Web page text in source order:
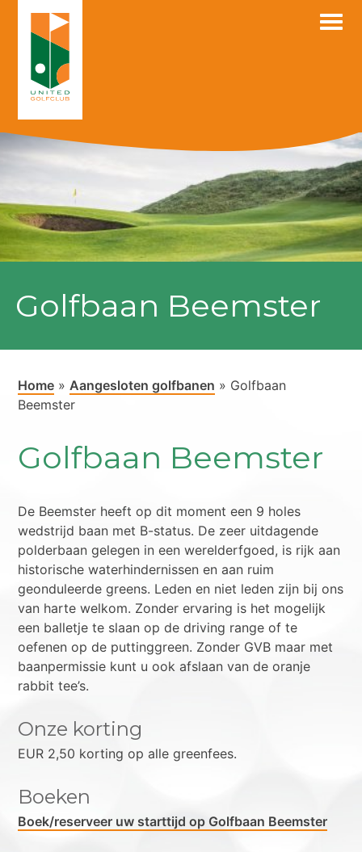
Golfbaan Beemster
Home » Aangesloten golfbanen » Golfbaan
Beemster
Golfbaan Beemster
De Beemster heeft op dit moment een 9 holes
wedstrijd baan met B-status. De zeer uitdagende
polderbaan gelegen in een werelderfgoed, is rijk aan
historische waterhindernissen en aan ruim
geonduleerde greens. Leden en niet leden zijn bij ons
van harte welkom. Zonder ervaring is het mogelijk
een balletje te slaan op de driving range of te
oefenen op de puttinggreen. Zonder GVB maar met
baanpermissie kunt u ook afslaan van de oranje
rabbit tee’s.
Onze korting
EUR 2,50 korting op alle greenfees.
Boeken
Boek/reserveer uw starttijd op Golfbaan Beemster